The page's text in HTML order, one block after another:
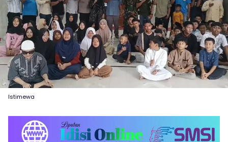
Istimewa